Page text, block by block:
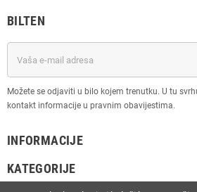
BILTEN
Možete se odjaviti u bilo kojem trenutku. U tu
kontakt informacije u pravnim obavijestima.
INFORMACIJE
KATEGORIJE